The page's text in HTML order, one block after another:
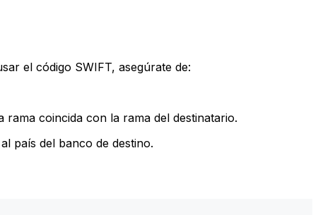
el código SWIFT, asegúrate de:
coincida con la rama del destinatario.
país del banco de destino.